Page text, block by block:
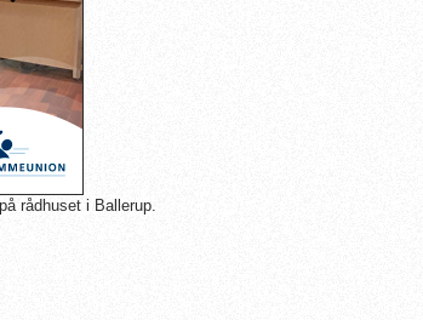
rådhuset i Ballerup.